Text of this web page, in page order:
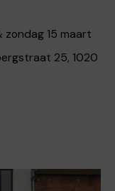
zondag 15 maart
25, 1020